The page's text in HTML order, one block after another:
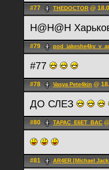
#77 THEDOCTOR @
H@H@H
#79
#77
#78 Vasya Pete4kin @
ДО СЛЕЗ
#80 TAPAC_E6ET_BAC
#81 AR4ER [Michael